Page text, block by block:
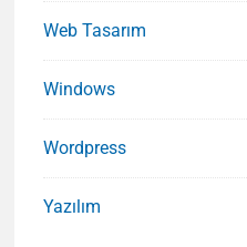
Web Tasarım
Windows
Wordpress
Yazılım